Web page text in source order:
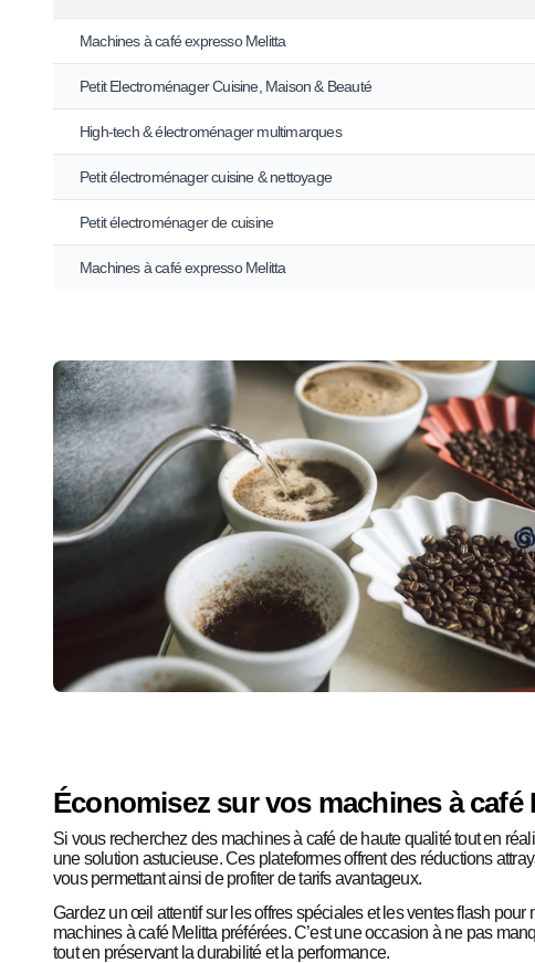
Machines à café expresso Melitta
Petit Electroménager Cuisine, Maison & Beauté
High-tech & électroménager multimarques
Petit électroménager cuisine & nettoyage
Petit électroménager de cuisine
Machines à café expresso Melitta
Économisez sur vos machines à café
Si vous recherchez des machines à café de haute qualité tout en
une solution astucieuse. Ces plateformes offrent des réductions
vous permettant ainsi de profiter de tarifs avantageux.
Gardez un œil attentif sur les offres spéciales et les ventes flash pour
machines à café Melitta préférées. C’est une occasion à ne pas
tout en préservant la durabilité et la performance.